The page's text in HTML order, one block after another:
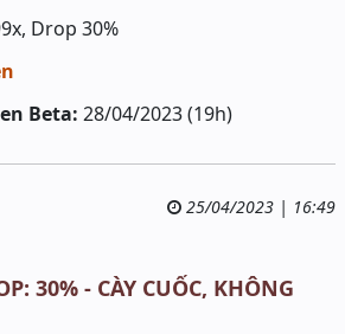
Drop 30%
Beta: 28/04/2023 (19h)
25/04/2023 | 16:49
30% - CÀY CUỐC, KHÔNG